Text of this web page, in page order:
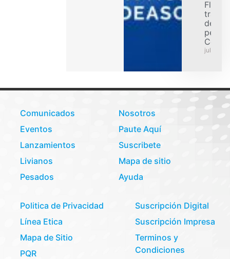
Flex
de
julio 31,
Comunicados
Eventos
Lanzamientos
Livianos
Pesados
Nosotros
Paute Aquí
Suscribete
Mapa de sitio
Ayuda
Politica de Privacidad
Línea Etica
Mapa de Sitio
PQR
Suscripción Digital
Suscripción Impresa
Terminos y
Condiciones